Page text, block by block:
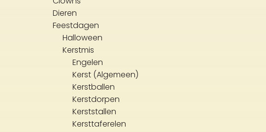
Dieren
Feestdagen
Halloween
Kerstmis
Engelen
Kerst (Algemeen)
Kerstballen
Kerstdorpen
Kerststallen
Kersttaferelen